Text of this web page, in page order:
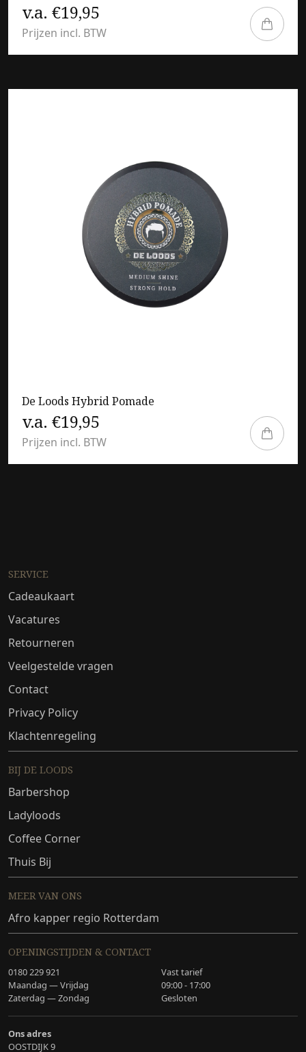
v.a. €19,95
Prijzen incl. BTW
De Loods Hybrid Pomade
v.a. €19,95
Prijzen incl. BTW
SERVICE
Cadeaukaart
Vacatures
Retourneren
Veelgestelde vragen
Contact
Privacy Policy
Klachtenregeling
BIJ DE LOODS
Barbershop
Ladyloods
Coffee Corner
Thuis Bij
MEER VAN ONS
Afro kapper regio Rotterdam
OPENINGSTIJDEN & CONTACT
0180 229 921
Vast tarief
Maandag — Vrijdag
09:00 - 17:00
Zaterdag — Zondag
Gesloten
Ons adres
OOSTDIJK 9